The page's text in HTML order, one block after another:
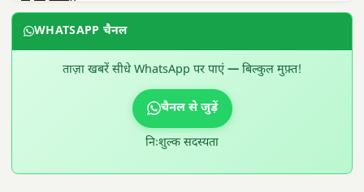
WHATSAPP चैनल
ताज़ा खबरें सीधे WhatsApp पर पाएं — बिल्कुल मुफ़्त!
चैनल से जुड़ें
निःशुल्क सदस्यता